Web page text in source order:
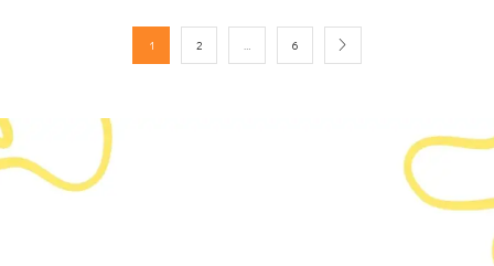
1 2 … 6